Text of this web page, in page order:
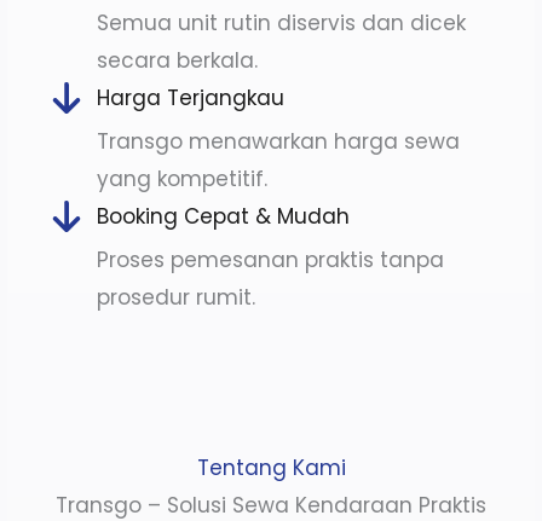
Semua unit rutin diservis dan dicek
secara berkala.
Harga Terjangkau
Transgo menawarkan harga sewa
yang kompetitif.
Booking Cepat & Mudah
Proses pemesanan praktis tanpa
prosedur rumit.
Tentang Kami
Transgo – Solusi Sewa Kendaraan Praktis